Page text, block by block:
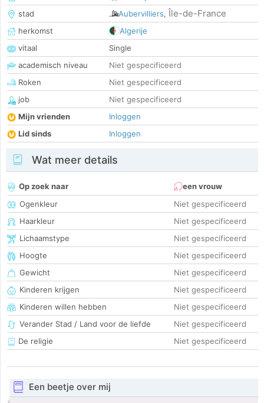
stad
Aubervilliers, Île-de-France
herkomst
Algerije
vitaal
Single
academisch niveau
Niet gespecificeerd
Roken
Niet gespecificeerd
job
Niet gespecificeerd
Mijn vrienden
Inloggen
Lid sinds
Inloggen
Wat meer details
Op zoek naar
een vrouw
Ogenkleur
Niet gespecificeerd
Haarkleur
Niet gespecificeerd
Lichaamstype
Niet gespecificeerd
Hoogte
Niet gespecificeerd
Gewicht
Niet gespecificeerd
Kinderen krijgen
Niet gespecificeerd
Kinderen willen hebben
Niet gespecificeerd
Verander Stad / Land voor de liefde
Niet gespecificeerd
De religie
Niet gespecificeerd
Een beetje over mij